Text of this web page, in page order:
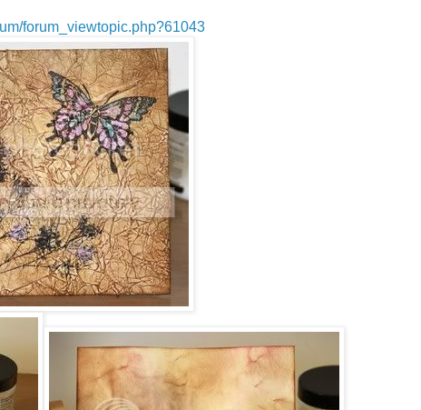
forum_viewtopic.php?61043